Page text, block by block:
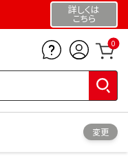
詳しくは
こちら
0
変更